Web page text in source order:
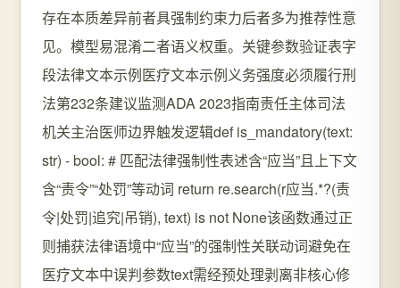
存在本质差异前者具强制约束力后者多为推荐性意
见。模型易混淆二者语义权重。关键参数验证表字
段法律文本示例医疗文本示例义务强度必须履行刑
法第232条建议监测ADA 2023指南责任主体司法
机关主治医师边界触发逻辑def is_mandatory(text:
str) - bool: # 匹配法律强制性表述含“应当”且上下文
含“责令”“处罚”等动词 return re.search(r应当.*?(责
令|处罚|追究|吊销), text) is not None该函数通过正
则捕获法律语境中“应当”的强制性关联动词避免在
医疗文本中误判参数text需经预处理剥离非核心修